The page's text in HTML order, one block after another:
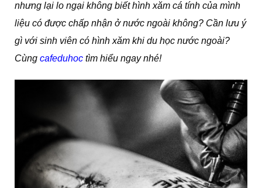
nhưng lại lo ngại không biết hình xăm cá tính của mình
liệu có được chấp nhận ở nước ngoài không? Cần lưu ý
gì với sinh viên có hình xăm khi du học nước ngoài?
Cùng cafeduhoc tìm hiểu ngay nhé!